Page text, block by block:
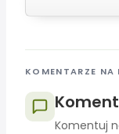
KOMENTARZE NA
Komentuj